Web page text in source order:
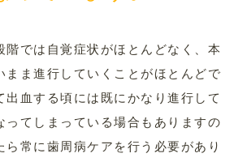
階では自覚症状がほとんどなく、本
まま進行していくことがほとんどで
出血する頃には既にかなり進行して
ってしまっている場合もありますの
ら常に歯周病ケアを行う必要があり